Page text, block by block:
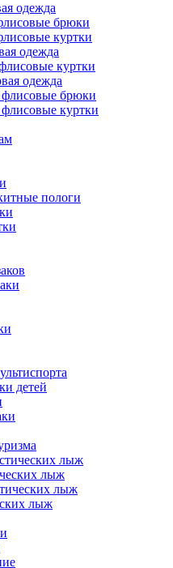
одежда
брюки
куртки
одежда
куртки
одежда
брюки
куртки
пологи
детей
лыж
лыж
лыж
лыж